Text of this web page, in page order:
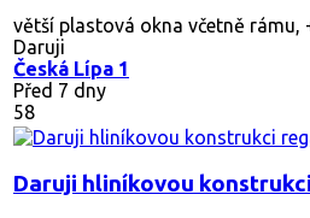
větší plastová okna včetně rámu,
Daruji
Česká Lípa 1
Před 7 dny
58
Daruji hliníkovou